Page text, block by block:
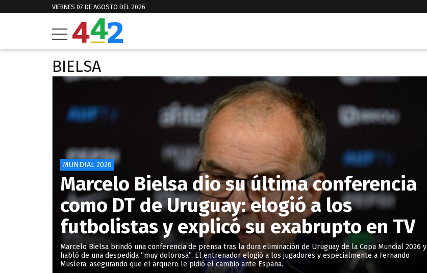
VIERNES 07 DE AGOSTO DEL 2026
BIELSA
MUNDIAL 2026
Marcelo Bielsa dio su última conferencia
como DT de Uruguay: elogió a los
futbolistas y explicó su exabrupto en TV
Marcelo Bielsa brindó una conferencia de prensa tras la dura eliminación de Uruguay de la Copa Mundial 2026 y
habló de una despedida “muy dolorosa”. El entrenador elogió a los jugadores y especialmente a Fernando
Muslera, asegurando que el arquero le pidió el cambio ante España.